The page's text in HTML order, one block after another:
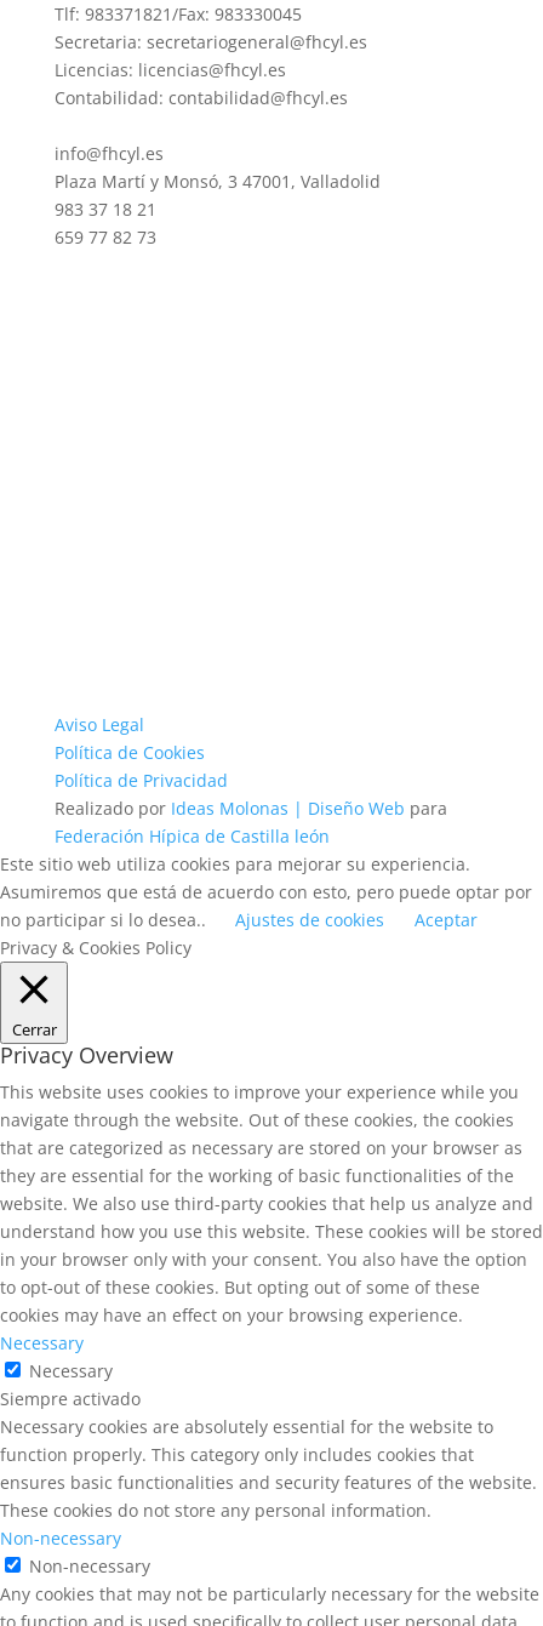
Tlf: 983371821/Fax: 983330045
Secretaria: secretariogeneral@fhcyl.es
Licencias: licencias@fhcyl.es
Contabilidad: contabilidad@fhcyl.es
info@fhcyl.es
Plaza Martí y Monsó, 3 47001, Valladolid
983 37 18 21
659 77 82 73
Aviso Legal
Política de Cookies
Política de Privacidad
Realizado por Ideas Molonas | Diseño Web para
Federación Hípica de Castilla león
Este sitio web utiliza cookies para mejorar su experiencia.
Asumiremos que está de acuerdo con esto, pero puede optar por
no participar si lo desea..
Ajustes de cookies
Aceptar
Privacy & Cookies Policy
Cerrar
Privacy Overview
This website uses cookies to improve your experience while you
navigate through the website. Out of these cookies, the cookies
that are categorized as necessary are stored on your browser as
they are essential for the working of basic functionalities of the
website. We also use third-party cookies that help us analyze and
understand how you use this website. These cookies will be stored
in your browser only with your consent. You also have the option
to opt-out of these cookies. But opting out of some of these
cookies may have an effect on your browsing experience.
Necessary
Necessary
Siempre activado
Necessary cookies are absolutely essential for the website to
function properly. This category only includes cookies that
ensures basic functionalities and security features of the website.
These cookies do not store any personal information.
Non-necessary
Non-necessary
Any cookies that may not be particularly necessary for the website